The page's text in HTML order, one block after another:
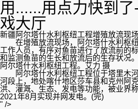
用......用点力快到
戏大厅
新疆阿尔塔什水利枢纽工程增殖放流现
在增殖放流现场，阿尔塔什水利枢纽
工作人员，有序对鱼苗进行了放流前的
和监测鱼苗的生长和放流后的生存状况。
阿尔塔什水利枢纽工程。艾力 摄
阿尔塔什水利枢纽工程位于塔里木河
河段上，地处喀什地区莎车县和克州阿
洪、灌溉、生态、发电等功能，被业界
2021年8月实现并网发电。(完)
" />